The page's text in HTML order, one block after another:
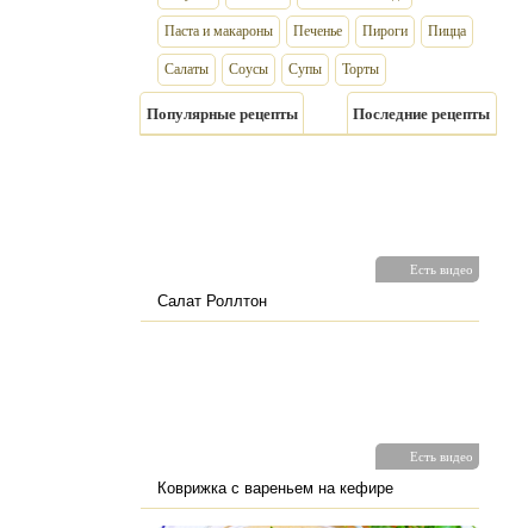
Паста и макароны Печенье Пироги Пицца
Салаты Соусы Супы Торты
Популярные рецепты Последние рецепты
Есть видео
Салат Роллтон
Есть видео
Коврижка с вареньем на кефире